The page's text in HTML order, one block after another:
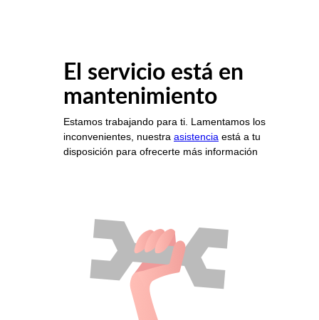
El servicio está en
mantenimiento
Estamos trabajando para ti. Lamentamos los
inconvenientes, nuestra asistencia está a tu
disposición para ofrecerte más información